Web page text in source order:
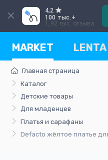
4,2
100 тыс.+
1,92 тыс. отзыва
MARKET LENTA
Главная страница
Каталог
Детские товары
Для младенцев
Платья и сарафаны
Defacto жёлтoe платье